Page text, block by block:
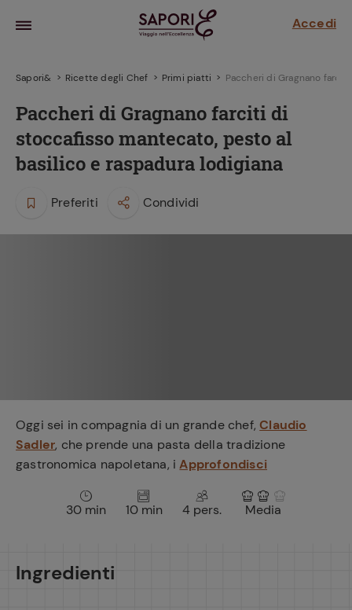
Accedi
Sapori& Ricette degli Chef Primi piatti Paccheri di Gragnano
Paccheri di Gragnano farciti di
stoccafisso mantecato, pesto al
basilico e raspadura lodigiana
Preferiti Condividi
Oggi sei in compagnia di un grande chef,Claudio
Sadler, che prende una pasta della tradizione
gastronomica napoletana, iApprofondisci
30 min 10 min 4 pers. Media
Ingredienti